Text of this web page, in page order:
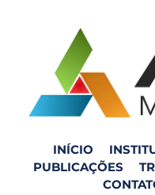
INÍCIO
PUBLICAÇÕES